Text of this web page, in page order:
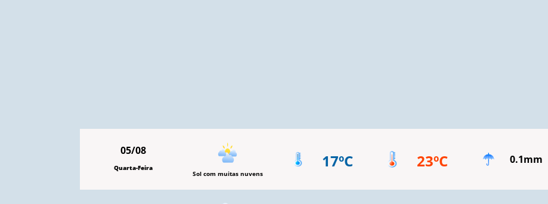
05/08
Quarta-Feira
Sol com muitas nuvens
17ºC 23ºC 0.1mm